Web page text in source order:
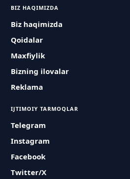
BIZ HAQIMIZDA
Biz haqimizda
Qoidalar
Maxfiylik
Bizning ilovalar
Reklama
IJTIMOIY TARMOQLAR
Telegram
Instagram
Facebook
Twitter/X